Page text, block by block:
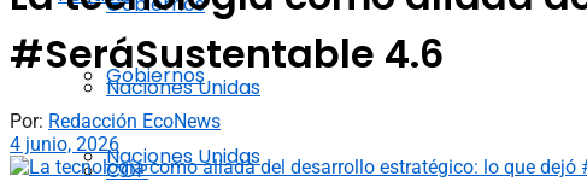
Naciones Unidas
COP
Gobiernos
Naciones Unidas
#SeráSustentable 4.6
Por: Redacción EcoNews
4 junio, 2026